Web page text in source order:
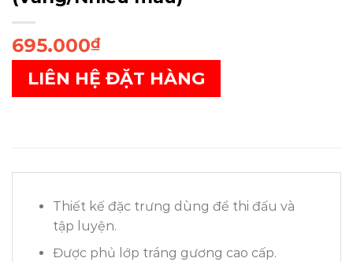
695.000₫
LIÊN HỆ ĐẶT HÀNG
Thiết kế đặc trưng dùng để thi đấu và
tập luyện.
Được phủ lớp tráng gương cao cấp.